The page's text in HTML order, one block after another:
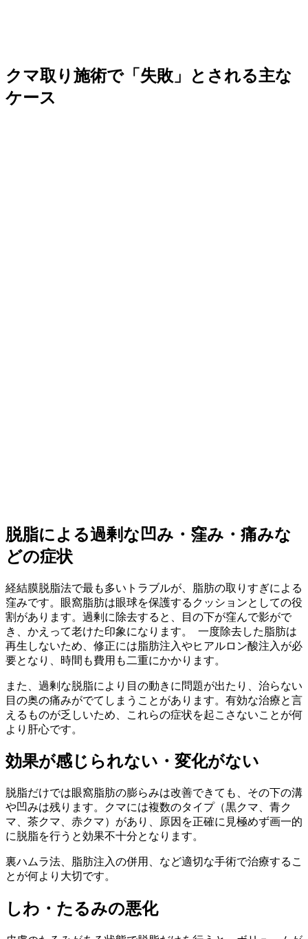
クマ取り施術で「失敗」とされる主な
ケース
脱脂による過剰な凹み・窪み・痛みな
どの症状
経結膜脱脂法で最も多いトラブルが、脂肪の取りすぎによる
窪みです。眼窩脂肪は眼球を保護するクッションとしての役
割があります。過剰に除去すると、目の下が窪んで影がで
き、かえって老けた印象になります。 一度除去した脂肪は
再生しないため、修正には脂肪注入やヒアルロン酸注入が必
要となり、時間も費用も二重にかかります。
また、過剰な脱脂により目の動きに問題が出たり、治らない
目の奥の痛みがでてしまうことがあります。有効な治療と言
えるものが乏しいため、これらの症状を起こさないことが何
より肝心です。
効果が感じられない・変化がない
脱脂だけでは眼窩脂肪の膨らみは改善できても、その下の溝
や凹みは残ります。クマには複数のタイプ（黒クマ、青ク
マ、茶クマ、赤クマ）があり、原因を正確に見極めず画一的
に脱脂を行うと効果不十分となります。
裏ハムラ法、脂肪注入の併用、など適切な手術で治療するこ
とが何より大切です。
しわ・たるみの悪化